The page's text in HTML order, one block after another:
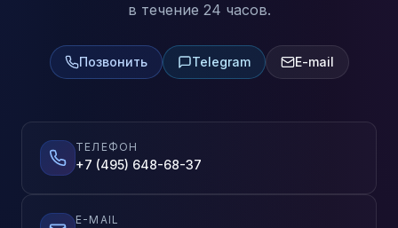
в течение 24 часов.
Позвонить Telegram E-mail
ТЕЛЕФОН
+7 (495) 648-68-37
E-MAIL